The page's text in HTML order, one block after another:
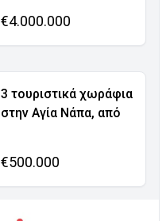
€4.000.000
3 τουριστικά χωράφια
στην Αγία Νάπα, από
€500.000